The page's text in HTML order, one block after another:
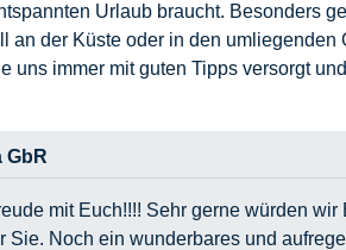
Urlaub braucht. Besonders
der Küste oder in den
uns immer mit guten Tipps versorgt
GbR
mit Euch!!!! Sehr gerne würden
Sie. Noch ein wunderbares und